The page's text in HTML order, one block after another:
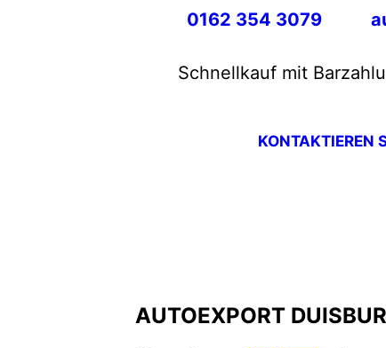
0162 354 3079
Schnellkauf mit
KONTAKTIEREN
AUTOEXPORT